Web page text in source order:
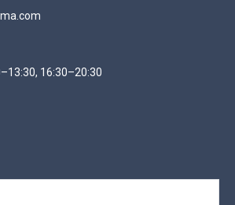
16:30–20:30